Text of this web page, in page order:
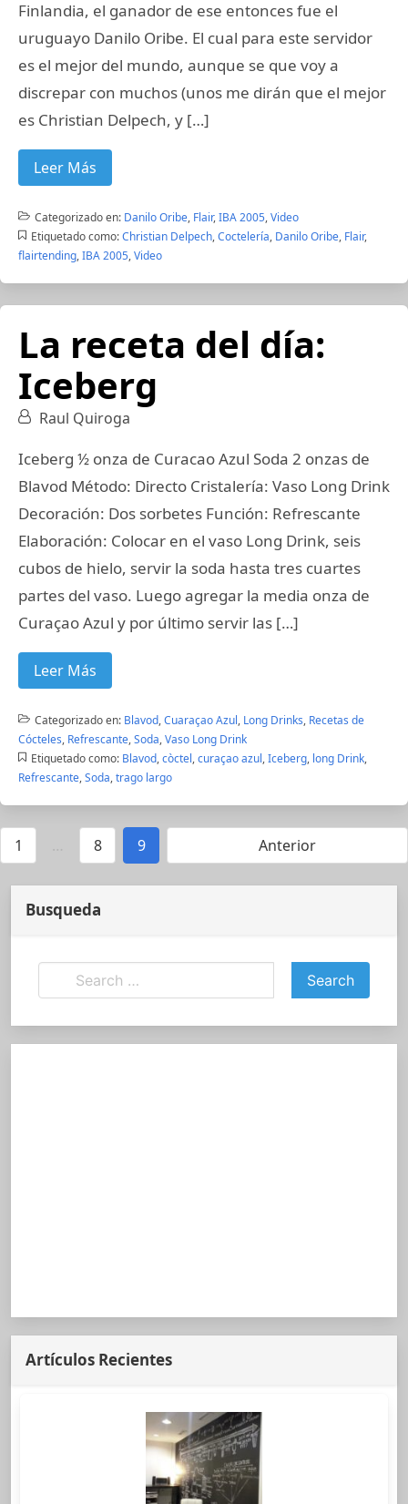
Finlandia, el ganador de ese entonces fue el
uruguayo Danilo Oribe. El cual para este servidor
es el mejor del mundo, aunque se que voy a
discrepar con muchos (unos me dirán que el mejor
es Christian Delpech, y […]
Leer Más
Categorizado en: Danilo Oribe, Flair,IBA 2005,Video
Etiquetado como: Christian Delpech,Coctelería, Danilo Oribe, Flair,
flairtending,IBA 2005,Video
La receta del día:
Iceberg
Raul Quiroga
Iceberg ½ onza de Curacao Azul Soda 2 onzas de
Blavod Método: Directo Cristalería: Vaso Long Drink
Decoración: Dos sorbetes Función: Refrescante
Elaboración: Colocar en el vaso Long Drink, seis
cubos de hielo, servir la soda hasta tres cuartes
partes del vaso. Luego agregar la media onza de
Curaçao Azul y por último servir las […]
Leer Más
Categorizado en: Blavod,Cuaraçao Azul, Long Drinks, Recetas de
Cócteles, Refrescante,Soda,Vaso Long Drink
Etiquetado como: Blavod,còctel,curaçao azul,Iceberg, long Drink,
Refrescante,Soda,trago largo
1 8 9 Anterior
Busqueda
Artículos Recientes